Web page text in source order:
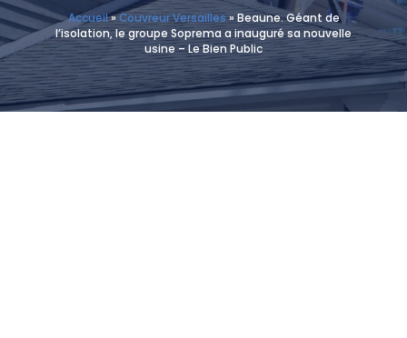
Accueil»Couvreur Versailles»Beaune. Géant de
l’isolation, le groupe Soprema a inauguré sa nouvelle
usine – Le Bien Public